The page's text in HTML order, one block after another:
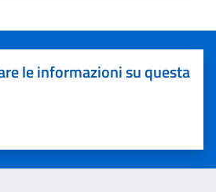
le informazioni su questa
5 stelle su 5
su 5
su 5
5